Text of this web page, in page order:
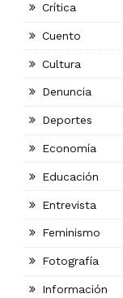
Crítica
Cuento
Cultura
Denuncia
Deportes
Economía
Educación
Entrevista
Feminismo
Fotografía
Información